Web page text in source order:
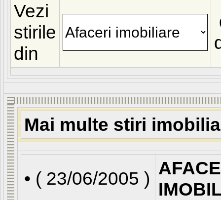
Vezi
stirile
din
Mai multe stiri
• ( 23/06/2005 )